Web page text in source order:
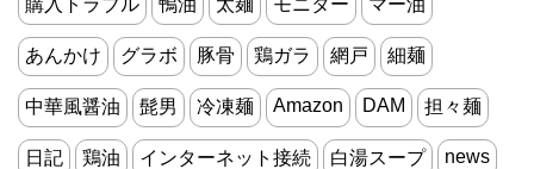
あんかけ グラボ 豚骨 鶏ガラ 網戸 細麺
中華風醤油 髭男 冷凍麺 Amazon DAM 担々麺
日記 鶏油 インターネット接続 白湯スープ news